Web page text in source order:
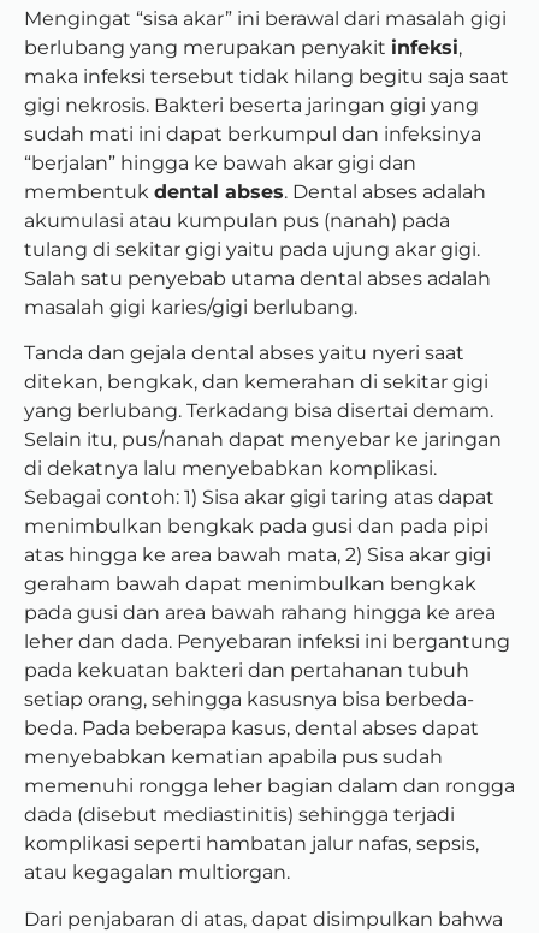
Mengingat “sisa akar” ini berawal dari masalah gigi
berlubang yang merupakan penyakit infeksi,
maka infeksi tersebut tidak hilang begitu saja saat
gigi nekrosis. Bakteri beserta jaringan gigi yang
sudah mati ini dapat berkumpul dan infeksinya
“berjalan” hingga ke bawah akar gigi dan
membentuk dental abses. Dental abses adalah
akumulasi atau kumpulan pus (nanah) pada
tulang di sekitar gigi yaitu pada ujung akar gigi.
Salah satu penyebab utama dental abses adalah
masalah gigi karies/gigi berlubang.
Tanda dan gejala dental abses yaitu nyeri saat
ditekan, bengkak, dan kemerahan di sekitar gigi
yang berlubang. Terkadang bisa disertai demam.
Selain itu, pus/nanah dapat menyebar ke jaringan
di dekatnya lalu menyebabkan komplikasi.
Sebagai contoh: 1) Sisa akar gigi taring atas dapat
menimbulkan bengkak pada gusi dan pada pipi
atas hingga ke area bawah mata, 2) Sisa akar gigi
geraham bawah dapat menimbulkan bengkak
pada gusi dan area bawah rahang hingga ke area
leher dan dada. Penyebaran infeksi ini bergantung
pada kekuatan bakteri dan pertahanan tubuh
setiap orang, sehingga kasusnya bisa berbeda-
beda. Pada beberapa kasus, dental abses dapat
menyebabkan kematian apabila pus sudah
memenuhi rongga leher bagian dalam dan rongga
dada (disebut mediastinitis) sehingga terjadi
komplikasi seperti hambatan jalur nafas, sepsis,
atau kegagalan multiorgan.
Dari penjabaran di atas, dapat disimpulkan bahwa